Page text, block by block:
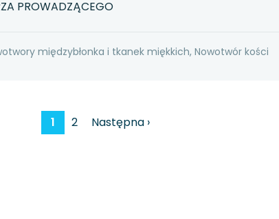
PROWADZĄCEGO
międzybłonka i tkanek miękkich, Nowotwór kości
1 2 Następna ›